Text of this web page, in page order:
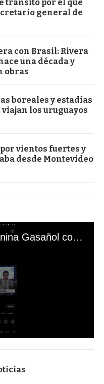
tránsito por el que
general de
con Brasil: Rivera
una década y
obras
boreales y estadías
viajan los uruguayos
vientos fuertes y
desde Montevideo
El mal momento de Yanina Gasañol con un hincha argentino en "Subrayado"